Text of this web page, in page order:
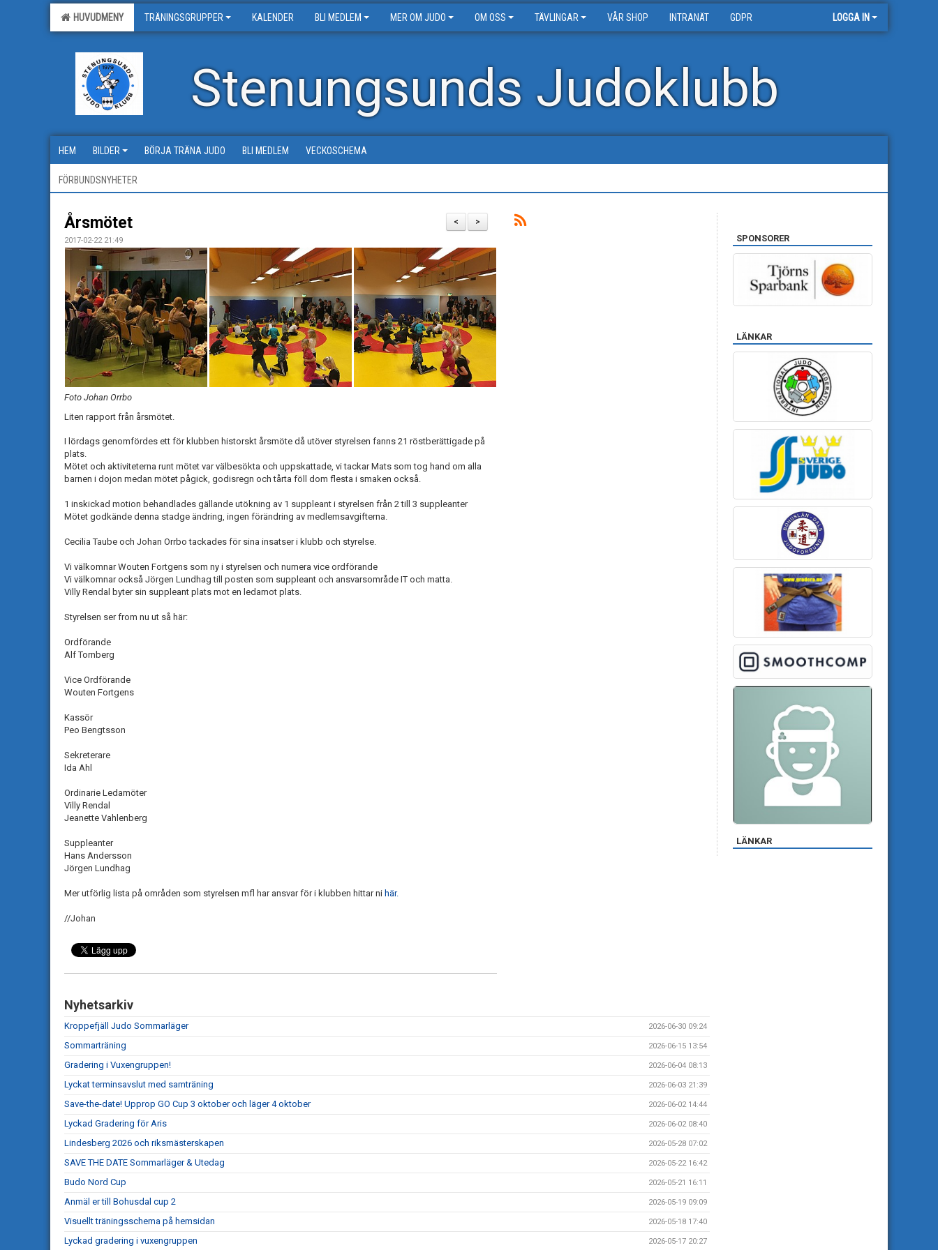
HUVUDMENY TRÄNINGSGRUPPER KALENDER BLI MEDLEM MER OM JUDO OM OSS TÄVLINGAR VÅR SHOP INTRANÄT GDPR LOGGA IN
Stenungsunds Judoklubb
HEM BILDER BÖRJA TRÄNA JUDO BLI MEDLEM VECKOSCHEMA
FÖRBUNDSNYHETER
>
<
Årsmötet
2017-02-22 21:49
Foto Johan Orrbo
Liten rapport från årsmötet.
I lördags genomfördes ett för klubben historskt årsmöte då utöver styrelsen fanns 21 röstberättigade på
plats.
Mötet och aktiviteterna runt mötet var välbesökta och uppskattade, vi tackar Mats som tog hand om alla
barnen i dojon medan mötet pågick, godisregn och tårta föll dom flesta i smaken också.
1 inskickad motion behandlades gällande utökning av 1 suppleant i styrelsen från 2 till 3 suppleanter
Mötet godkände denna stadge ändring, ingen förändring av medlemsavgifterna.
Cecilia Taube och Johan Orrbo tackades för sina insatser i klubb och styrelse.
Vi välkomnar Wouten Fortgens som ny i styrelsen och numera vice ordförande
Vi välkomnar också Jörgen Lundhag till posten som suppleant och ansvarsområde IT och matta.
Villy Rendal byter sin suppleant plats mot en ledamot plats.
Styrelsen ser from nu ut så här:
Ordförande
Alf Tornberg
Vice Ordförande
Wouten Fortgens
Kassör
Peo Bengtsson
Sekreterare
Ida Ahl
Ordinarie Ledamöter
Villy Rendal
Jeanette Vahlenberg
Suppleanter
Hans Andersson
Jörgen Lundhag
Mer utförlig lista på områden som styrelsen mfl har ansvar för i klubben hittar ni här.
//Johan
Nyhetsarkiv
Kroppefjäll Judo Sommarläger 2026-06-30 09:24
Sommarträning 2026-06-15 13:54
Gradering i Vuxengruppen! 2026-06-04 08:13
Lyckat terminsavslut med samträning 2026-06-03 21:39
Save-the-date! Upprop GO Cup 3 oktober och läger 4 oktober 2026-06-02 14:44
Lyckad Gradering för Aris 2026-06-02 08:40
Lindesberg 2026 och riksmästerskapen 2026-05-28 07:02
SAVE THE DATE Sommarläger & Utedag 2026-05-22 16:42
Budo Nord Cup 2026-05-21 16:11
Anmäl er till Bohusdal cup 2 2026-05-19 09:09
Visuellt träningsschema på hemsidan 2026-05-18 17:40
Lyckad gradering i vuxengruppen 2026-05-17 20:27
SPONSORER
LÄNKAR
LÄNKAR